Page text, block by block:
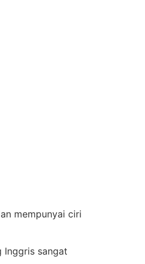
mempunyai ciri
Inggris sangat